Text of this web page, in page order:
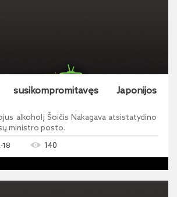
susikompromitavęs Japonijos
alkoholį Šoičis Nakagava atsistatydino
ministro posto.
18 140